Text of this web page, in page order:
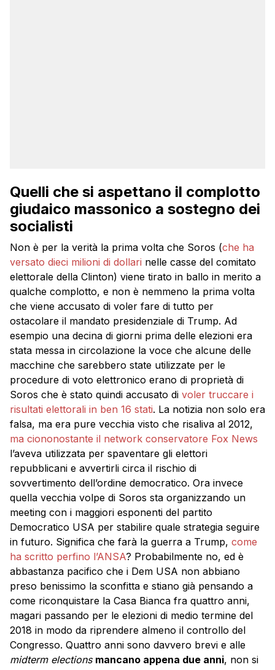
Quelli che si aspettano il complotto
giudaico massonico a sostegno dei
socialisti
Non è per la verità la prima volta che Soros (che ha
versato dieci milioni di dollari nelle casse del comitato
elettorale della Clinton) viene tirato in ballo in merito a
qualche complotto, e non è nemmeno la prima volta
che viene accusato di voler fare di tutto per
ostacolare il mandato presidenziale di Trump. Ad
esempio una decina di giorni prima delle elezioni era
stata messa in circolazione la voce che alcune delle
macchine che sarebbero state utilizzate per le
procedure di voto elettronico erano di proprietà di
Soros che è stato quindi accusato di voler truccare i
risultati elettorali in ben 16 stati. La notizia non solo era
falsa, ma era pure vecchia visto che risaliva al 2012,
ma ciononostante il network conservatore Fox News
l’aveva utilizzata per spaventare gli elettori
repubblicani e avvertirli circa il rischio di
sovvertimento dell’ordine democratico. Ora invece
quella vecchia volpe di Soros sta organizzando un
meeting con i maggiori esponenti del partito
Democratico USA per stabilire quale strategia seguire
in futuro. Significa che farà la guerra a Trump, come
ha scritto perfino l’ANSA? Probabilmente no, ed è
abbastanza pacifico che i Dem USA non abbiano
preso benissimo la sconfitta e stiano già pensando a
come riconquistare la Casa Bianca fra quattro anni,
magari passando per le elezioni di medio termine del
2018 in modo da riprendere almeno il controllo del
Congresso. Quattro anni sono davvero brevi e alle
midterm elections mancano appena due anni, non si